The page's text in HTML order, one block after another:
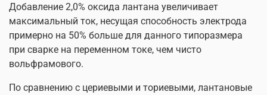
Добавление 2,0% оксида лантана увеличивает
максимальный ток, несущая способность электрода
примерно на 50% больше для данного типоразмера
при сварке на переменном токе, чем чисто
вольфрамового.
По сравнению с цериевыми и ториевыми, лантановые